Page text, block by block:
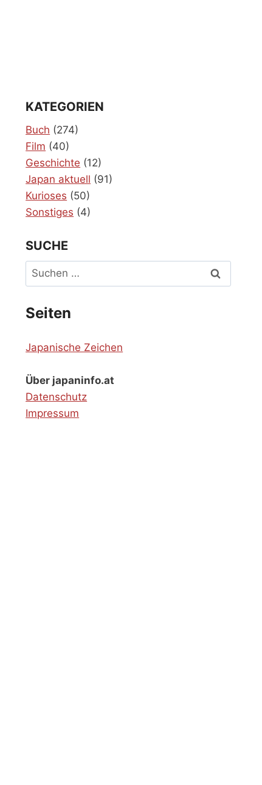
KATEGORIEN
Buch (274)
Film (40)
Geschichte (12)
Japan aktuell (91)
Kurioses (50)
Sonstiges (4)
SUCHE
Suchen
nach:
Seiten
Japanische Zeichen
Über japaninfo.at
Datenschutz
Impressum